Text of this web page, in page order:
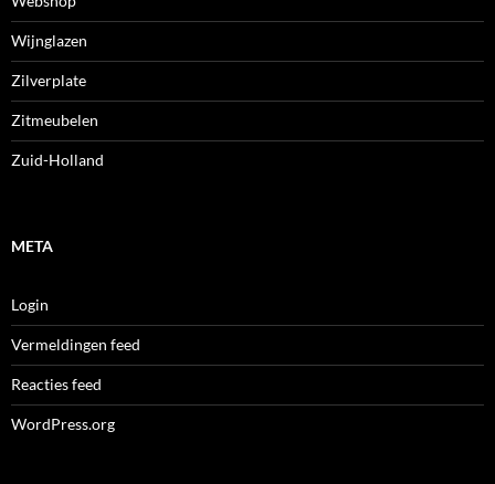
Wijnglazen
Zilverplate
Zitmeubelen
Zuid-Holland
META
Login
Vermeldingen feed
Reacties feed
WordPress.org